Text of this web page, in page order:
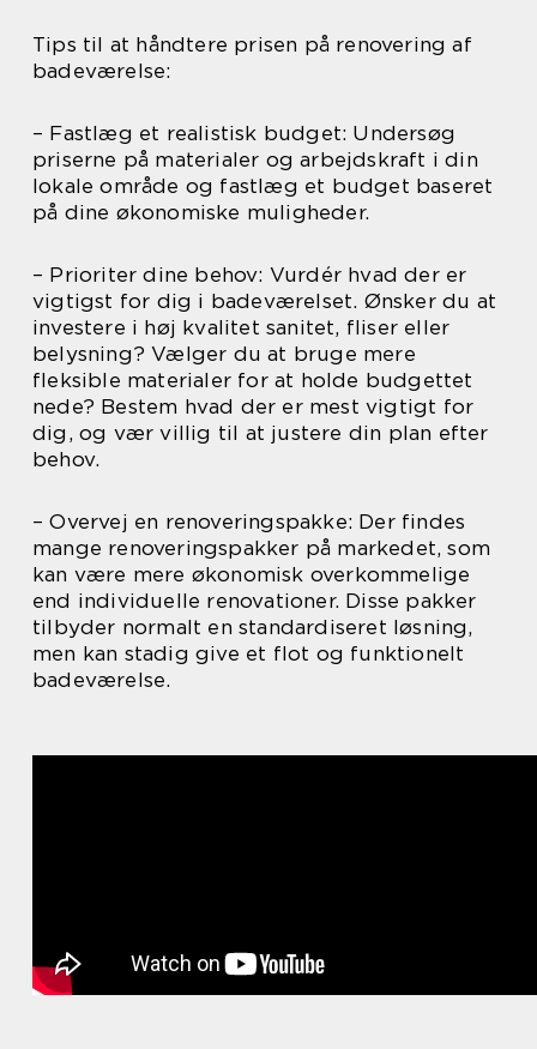
Tips til at håndtere prisen på renovering af
badeværelse:
– Fastlæg et realistisk budget: Undersøg
priserne på materialer og arbejdskraft i din
lokale område og fastlæg et budget baseret
på dine økonomiske muligheder.
– Prioriter dine behov: Vurdér hvad der er
vigtigst for dig i badeværelset. Ønsker du at
investere i høj kvalitet sanitet, fliser eller
belysning? Vælger du at bruge mere
fleksible materialer for at holde budgettet
nede? Bestem hvad der er mest vigtigt for
dig, og vær villig til at justere din plan efter
behov.
– Overvej en renoveringspakke: Der findes
mange renoveringspakker på markedet, som
kan være mere økonomisk overkommelige
end individuelle renovationer. Disse pakker
tilbyder normalt en standardiseret løsning,
men kan stadig give et flot og funktionelt
badeværelse.